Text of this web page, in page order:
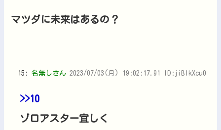
マツダに未来はあるの？
15: 名無しさん 2023/07/03(月) 19:02:17.91 ID:jiBlkXcu0
>>10
ゾロアスター宜しく